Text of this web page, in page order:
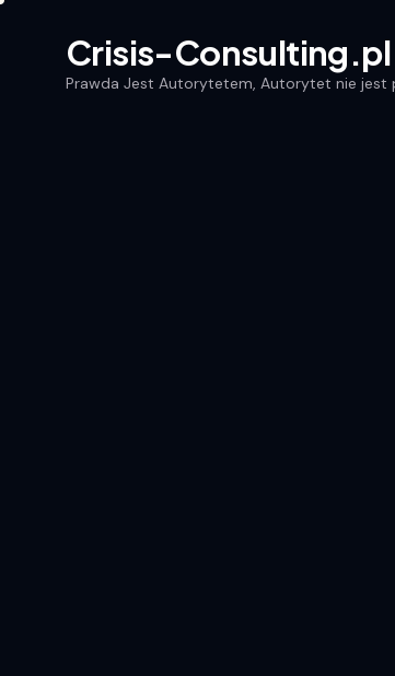
Crisis-Consulting.pl
Prawda Jest Autorytetem, Autorytet nie jest